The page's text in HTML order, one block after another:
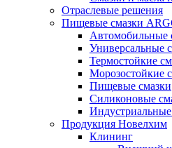
Отраслевые решения
Пищевые смазки
Автомобильные
Универсальные
Термостойкие
Морозостойкие
Пищевые смазки
Силиконовые
Индустриальные
Продукция Новелхим
Клининг